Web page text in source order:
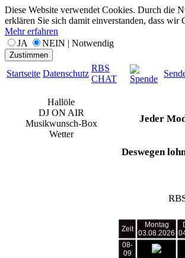
Diese Website verwendet Cookies. Durch die
erklären Sie sich damit einverstanden, dass wir
Mehr erfahren
JA
NEIN | Notwendig
Zustimmen
Startseite Datenschutz
RBS
CHAT
Spende
Hallöle
DJ ON AIR
Musikwunsch-Box
Wetter
Jeder
Deswegen
Zeit
Montag
03.08.2026
08-
09